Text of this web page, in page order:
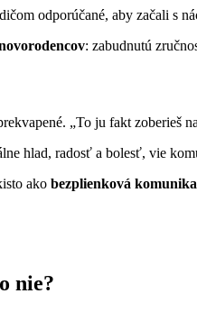
odporúčané, aby začali s
: zabudnutú
„To ju fakt zoberieš
hlad, radosť a bolesť, vie
ako bezplienková
nie?